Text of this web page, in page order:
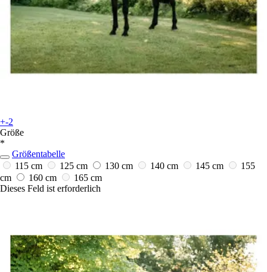
+-2
Größe
*
Größentabelle
115 cm
125 cm 130 cm 140 cm 145 cm
155
cm
160 cm
165 cm
Dieses Feld ist erforderlich